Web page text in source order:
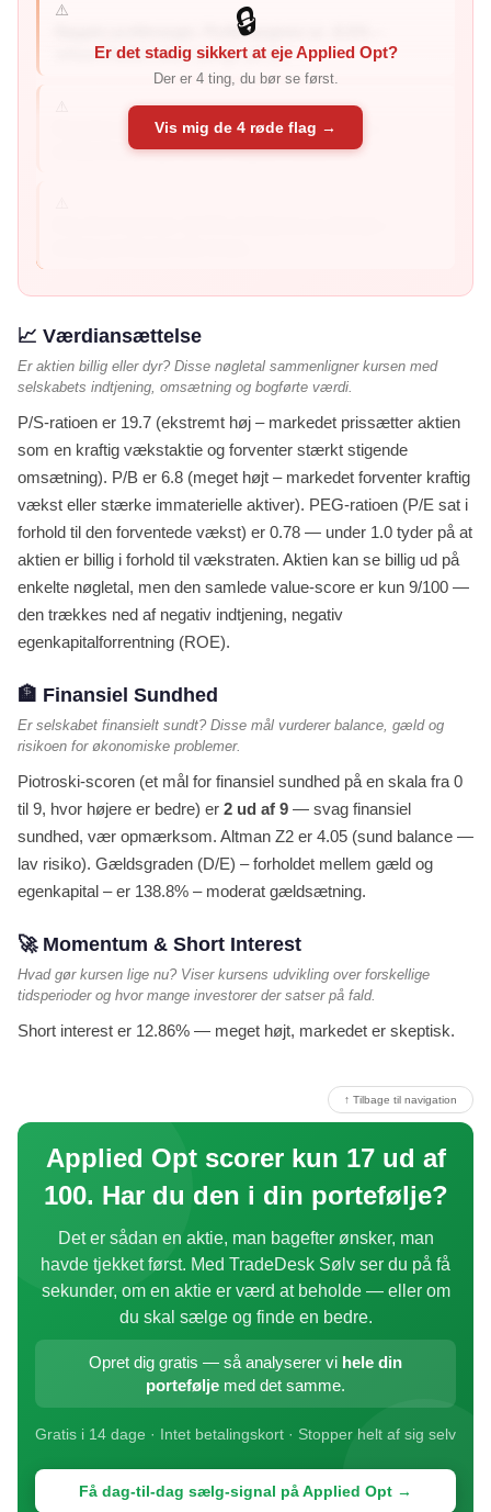
⚠️
Negativ profitmargin: Profitmarginen er -8.6% –
virksomheden taber penge på sin...
Negativt afkast på egenkapital: ROE er -6.1% –
virksomheden genererer negativt afkast til...
🔒
Er det stadig sikkert at eje Applied Opt?
Der er 4 ting, du bør se først.
Vis mig de 4 røde flag →
📈 Værdiansættelse
Er aktien billig eller dyr? Disse nøgletal sammenligner kursen med
selskabets indtjening, omsætning og bogførte værdi.
P/S-ratioen er 19.7 (ekstremt høj – markedet prissætter aktien
som en kraftig vækstaktie og forventer stærkt stigende
omsætning). P/B er 6.8 (meget højt – markedet forventer kraftig
vækst eller stærke immaterielle aktiver). PEG-ratioen (P/E sat i
forhold til den forventede vækst) er 0.78 — under 1.0 tyder på at
aktien er billig i forhold til vækstraten. Aktien kan se billig ud på
enkelte nøgletal, men den samlede value-score er kun 9/100 —
den trækkes ned af negativ indtjening, negativ
egenkapitalforrentning (ROE).
🏦 Finansiel Sundhed
Er selskabet finansielt sundt? Disse mål vurderer balance, gæld og
risikoen for økonomiske problemer.
Piotroski-scoren (et mål for finansiel sundhed på en skala fra 0
til 9, hvor højere er bedre) er 2 ud af 9 — svag finansiel
sundhed, vær opmærksom. Altman Z2 er 4.05 (sund balance —
lav risiko). Gældsgraden (D/E) – forholdet mellem gæld og
egenkapital – er 138.8% – moderat gældsætning.
🚀 Momentum & Short Interest
Hvad gør kursen lige nu? Viser kursens udvikling over forskellige
tidsperioder og hvor mange investorer der satser på fald.
Short interest er 12.86% — meget højt, markedet er skeptisk.
↑ Tilbage til navigation
Applied Opt scorer kun 17 ud af
100. Har du den i din portefølje?
Det er sådan en aktie, man bagefter ønsker, man
havde tjekket først. Med TradeDesk Sølv ser du på få
sekunder, om en aktie er værd at beholde — eller om
du skal sælge og finde en bedre.
Opret dig gratis — så analyserer vi hele din
portefølje med det samme.
Gratis i 14 dage · Intet betalingskort · Stopper helt af sig selv
Få dag-til-dag sælg-signal på Applied Opt →